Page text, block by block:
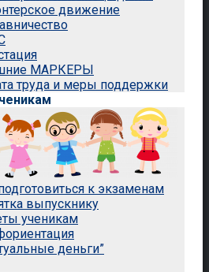
движение
МАРКЕРЫ
труда и меры поддержки
к экзаменам
выпускнику
ученикам
деньги”